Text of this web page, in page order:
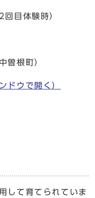
目体験時）
根町）
ドウで開く）
して育てられていま